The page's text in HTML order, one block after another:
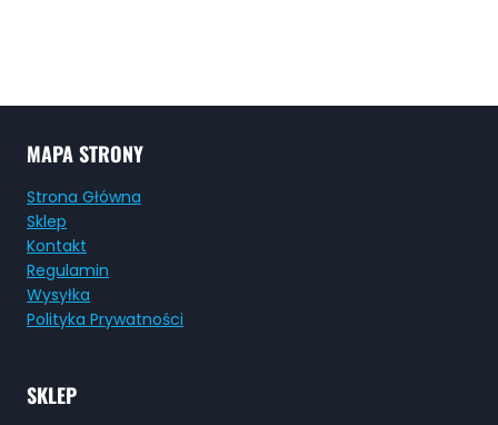
MAPA STRONY
Strona Główna
Sklep
Kontakt
Regulamin
Wysyłka
Polityka Prywatności
SKLEP